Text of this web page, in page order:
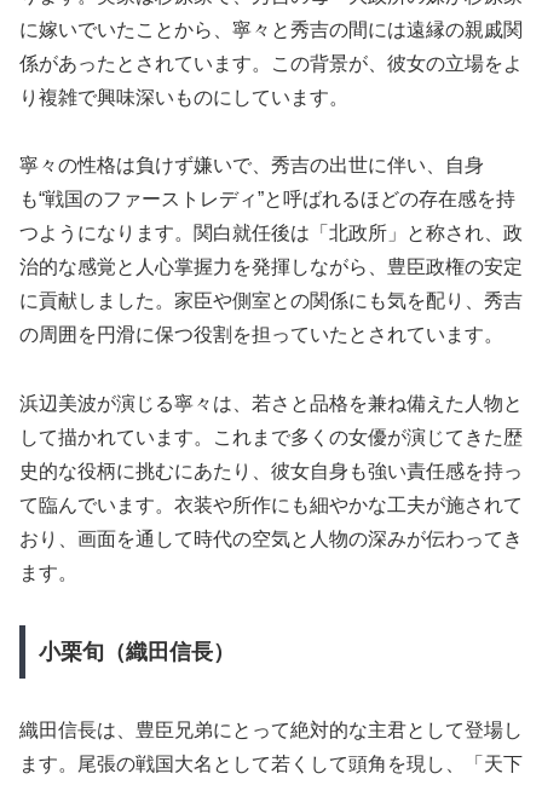
に嫁いでいたことから、寧々と秀吉の間には遠縁の親戚関
係があったとされています。この背景が、彼女の立場をよ
り複雑で興味深いものにしています。
寧々の性格は負けず嫌いで、秀吉の出世に伴い、自身
も“戦国のファーストレディ”と呼ばれるほどの存在感を持
つようになります。関白就任後は「北政所」と称され、政
治的な感覚と人心掌握力を発揮しながら、豊臣政権の安定
に貢献しました。家臣や側室との関係にも気を配り、秀吉
の周囲を円滑に保つ役割を担っていたとされています。
浜辺美波が演じる寧々は、若さと品格を兼ね備えた人物と
して描かれています。これまで多くの女優が演じてきた歴
史的な役柄に挑むにあたり、彼女自身も強い責任感を持っ
て臨んでいます。衣装や所作にも細やかな工夫が施されて
おり、画面を通して時代の空気と人物の深みが伝わってき
ます。
小栗旬（織田信長）
織田信長は、豊臣兄弟にとって絶対的な主君として登場し
ます。尾張の戦国大名として若くして頭角を現し、「天下